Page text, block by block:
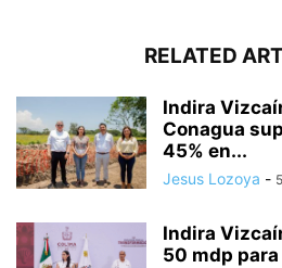
RELATED
Indira
Conagua
45% en...
Jesus Lozoya -
Indira
50 mdp